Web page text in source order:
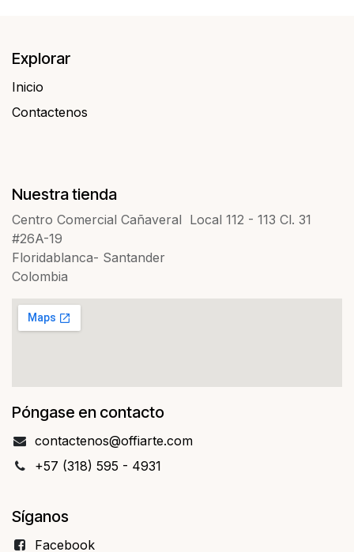
Explorar
Inicio
Contactenos​​
Nuestra tienda
Centro Comercial Cañaveral Local 112 - 113 Cl. 31
#26A-19
Floridablanca- Santander
Colombia
Póngase en contacto
contact​​enos@offiarte.com
+57 (318) 595 - 4931
Síganos
Facebo​​ok